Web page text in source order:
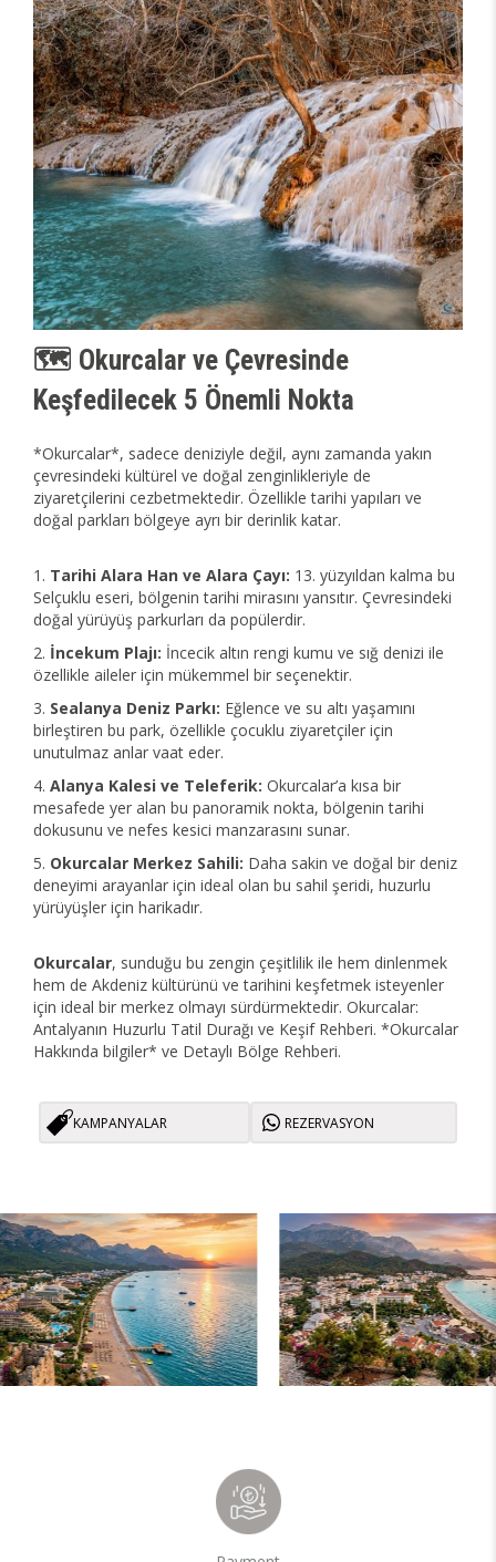
🗺️ Okurcalar ve Çevresinde
Keşfedilecek 5 Önemli Nokta
*Okurcalar*, sadece deniziyle değil, aynı zamanda yakın
çevresindeki kültürel ve doğal zenginlikleriyle de
ziyaretçilerini cezbetmektedir. Özellikle tarihi yapıları ve
doğal parkları bölgeye ayrı bir derinlik katar.
Tarihi Alara Han ve Alara Çayı: 13. yüzyıldan kalma bu
Selçuklu eseri, bölgenin tarihi mirasını yansıtır. Çevresindeki
doğal yürüyüş parkurları da popülerdir.
İncekum Plajı: İncecik altın rengi kumu ve sığ denizi ile
özellikle aileler için mükemmel bir seçenektir.
Sealanya Deniz Parkı: Eğlence ve su altı yaşamını
birleştiren bu park, özellikle çocuklu ziyaretçiler için
unutulmaz anlar vaat eder.
Alanya Kalesi ve Teleferik: Okurcalar’a kısa bir
mesafede yer alan bu panoramik nokta, bölgenin tarihi
dokusunu ve nefes kesici manzarasını sunar.
Okurcalar Merkez Sahili: Daha sakin ve doğal bir deniz
deneyimi arayanlar için ideal olan bu sahil şeridi, huzurlu
yürüyüşler için harikadır.
Okurcalar, sunduğu bu zengin çeşitlilik ile hem dinlenmek
hem de Akdeniz kültürünü ve tarihini keşfetmek isteyenler
için ideal bir merkez olmayı sürdürmektedir. Okurcalar:
Antalyanın Huzurlu Tatil Durağı ve Keşif Rehberi. *Okurcalar
Hakkında bilgiler* ve Detaylı Bölge Rehberi.
KAMPANYALAR REZERVASYON